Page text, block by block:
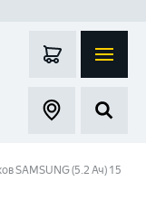
SAMSUNG (5.2 Ач) 15